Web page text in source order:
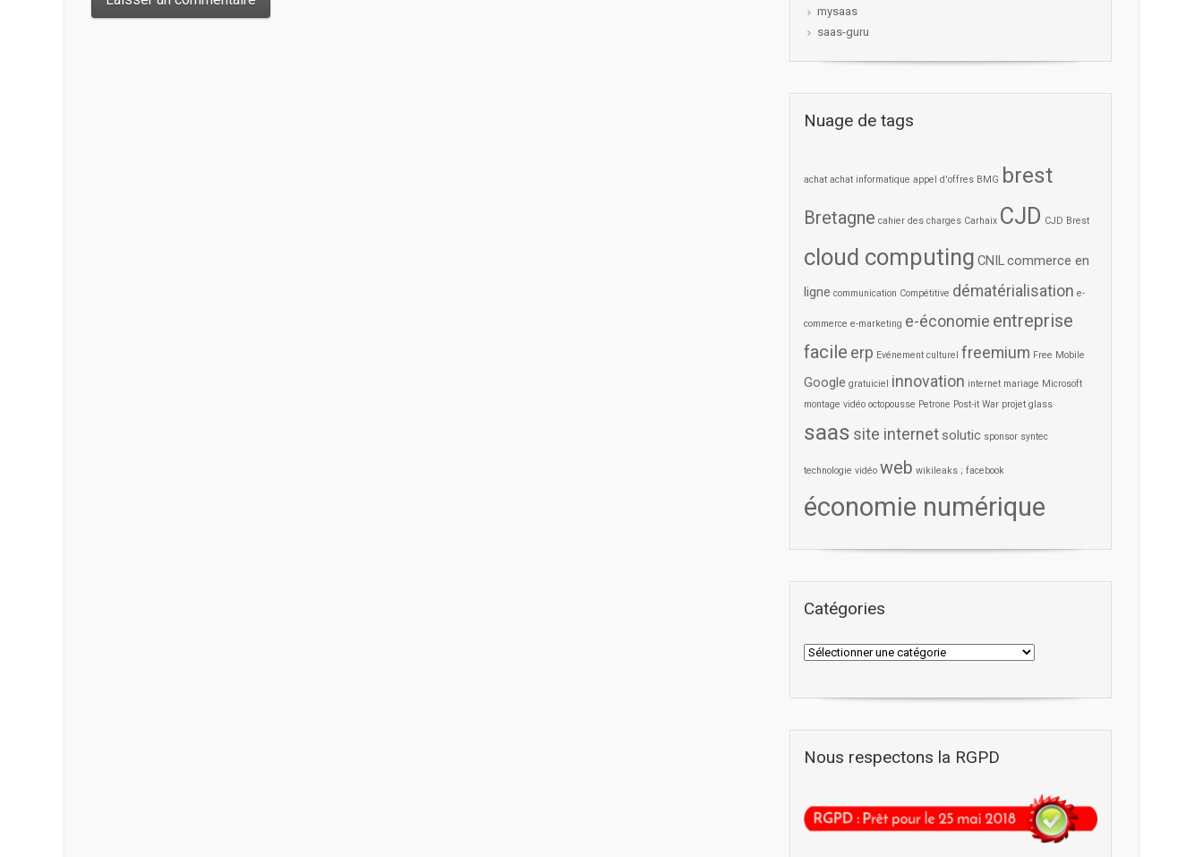
mysaas
saas-guru
Nuage de tags
achat achat informatique appel d'offres BMG brest
Bretagne cahier des charges Carhaix CJD CJD Brest
cloud computing CNILcommerce en
ligne communication Compétitive dématérialisation e-
commerce e-marketing e-économie entreprise
facile erp Evénement culturel freemium Free Mobile
Google gratuiciel innovation internet mariage Microsoft
montage vidéo octopousse Petrone Post-it War projet glass
saas site internet solutic sponsor syntec
technologie vidéo web wikileaks ; facebook
économie numérique
Catégories
Nous respectons la RGPD